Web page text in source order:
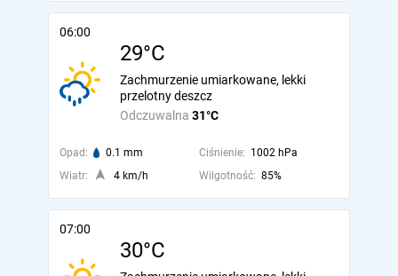
06:00
29°C
Odczuwalna 31°C
Zachmurzenie umiarkowane, lekki
przelotny deszcz
Opad: 0.1 mm Ciśnienie: 1002 hPa
Wiatr:
4 km/h Wilgotność: 85%
07:00
30°C